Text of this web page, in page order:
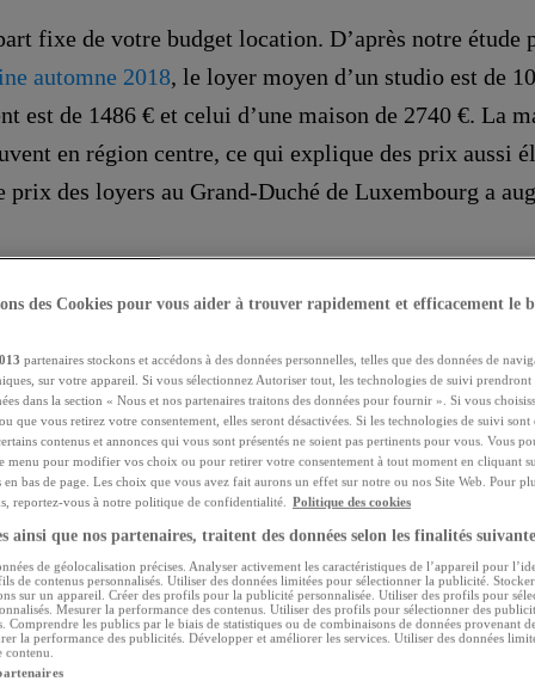
fixe de votre budget location. D’après notre étude
automne 2018, le loyer moyen d’un studio est de
est de 1486 € et celui d’une maison de 2740 €. La
en région centre, ce qui explique des prix aussi
prix des loyers au Grand-Duché de Luxembourg a
immobilière
qui, généralement, s’élèvent à 1 mois de loyer. Selon
Ils sont entièrement à la charge du locataire.
location couvrent : les visites, le travail
bail locatif.
locative
est versée au propriétaire de l’appartement ou de
être versée sur un compte bancaire au nom
des Cookies pour vous aider à trouver rapidement et efficacement le
partenaires stockons et accédons à des données personnelles, telles que des données de
sur votre appareil. Si vous sélectionnez Autoriser tout, les technologies de suivi prendront
dans la section « Nous et nos partenaires traitons des données pour fournir ». Si vous
que vous retirez votre consentement, elles seront désactivées. Si les technologies de suivi sont
contenus et annonces qui vous sont présentés ne soient pas pertinents pour vous. Vous
menu pour modifier vos choix ou pour retirer votre consentement à tout moment en cliquant
en bas de page. Les choix que vous avez fait aurons un effet sur notre ou nos Site Web. Pour
reportez-vous à notre politique de confidentialité.
Politique des cookies
ainsi que nos partenaires, traitent des données selon les finalités
de géolocalisation précises. Analyser activement les caractéristiques de l’appareil pour
de contenus personnalisés. Utiliser des données limitées pour sélectionner la publicité.
sur un appareil. Créer des profils pour la publicité personnalisée. Utiliser des profils pour
Mesurer la performance des contenus. Utiliser des profils pour sélectionner des
Comprendre les publics par le biais de statistiques ou de combinaisons de données provenant
la performance des publicités. Développer et améliorer les services. Utiliser des données
contenu.